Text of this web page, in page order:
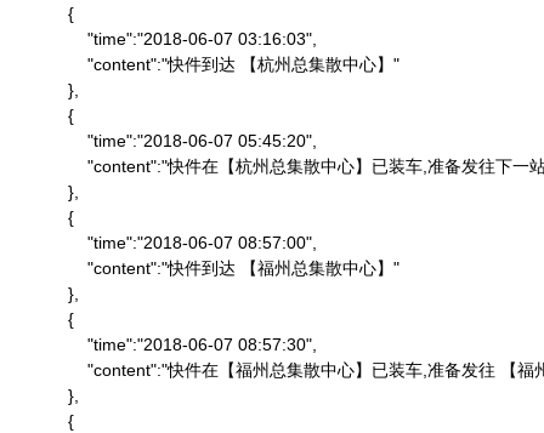
            {
                "time":"2018-06-07 03:16:03",
                "content":"快件到达 【杭州总集散中心】"
            },
            {
                "time":"2018-06-07 05:45:20",
"content":"快件在【杭州总集散中心】已装车,准备发往下一
            },
            {
                "time":"2018-06-07 08:57:00",
                "content":"快件到达 【福州总集散中心】"
            },
            {
                "time":"2018-06-07 08:57:30",
"content":"快件在【福州总集散中心】已装车,准备发往 【
            },
            {